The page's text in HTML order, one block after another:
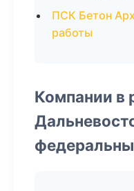
ПСК Бетон
работы
Компании в